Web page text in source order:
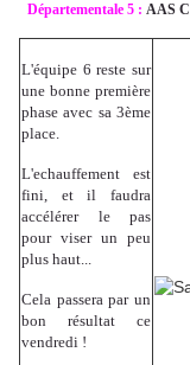
Départementale 5 : AAS
L'équipe 6 reste sur
une bonne première
phase avec sa 3ème
place.
L'echauffement est
fini, et il faudra
accélérer le pas
pour viser un peu
plus haut...
Cela passera par un
bon résultat ce
vendredi !